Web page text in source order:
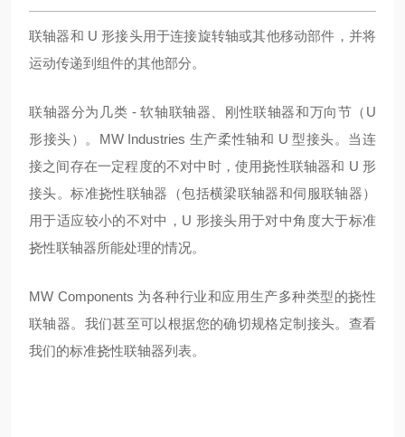
联轴器和 U 形接头用于连接旋转轴或其他移动部件，并将
运动传递到组件的其他部分。
联轴器分为几类 - 软轴联轴器、刚性联轴器和万向节（U
形接头）。MW Industries 生产柔性轴和 U 型接头。当连
接之间存在一定程度的不对中时，使用挠性联轴器和 U 形
接头。标准挠性联轴器（包括横梁联轴器和伺服联轴器）
用于适应较小的不对中，U 形接头用于对中角度大于标准
挠性联轴器所能处理的情况。
MW Components 为各种行业和应用生产多种类型的挠性
联轴器。我们甚至可以根据您的确切规格定制接头。查看
我们的标准挠性联轴器列表。